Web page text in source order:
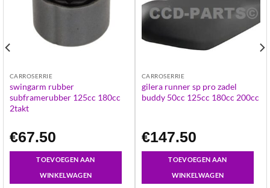
CARROSERRIE
swingarm rubber
subframerubber 125cc 180cc
2takt
€67.50
TOEVOEGEN AAN
WINKELWAGEN
CARROSERRIE
gilera runner sp pro zadel
buddy 50cc 125cc 180cc 200cc
€147.50
TOEVOEGEN AAN
WINKELWAGEN